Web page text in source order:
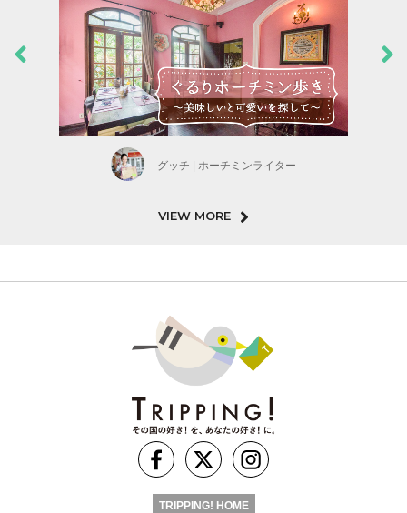
グッチ | ホーチミンライター
VIEW MORE
TRIPPING! HOME